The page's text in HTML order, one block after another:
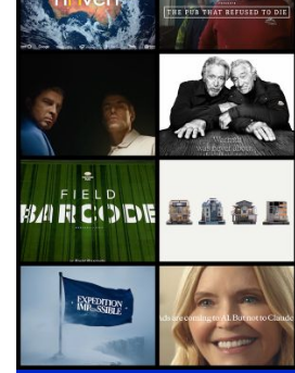
CASE HISTORY